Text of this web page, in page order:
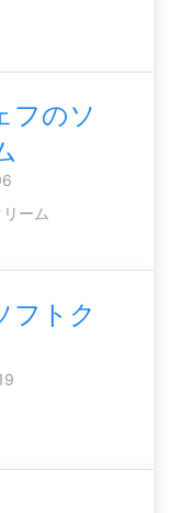
フのソ
ーム
フトク